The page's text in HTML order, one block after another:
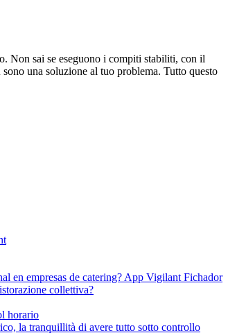
Non sai se eseguono i compiti stabiliti, con il
una soluzione al tuo problema. Tutto questo
collettiva?
la tranquillità di avere tutto sotto controllo